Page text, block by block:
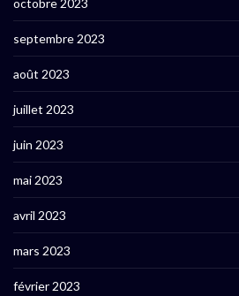
octobre 2023
septembre 2023
août 2023
juillet 2023
juin 2023
mai 2023
avril 2023
mars 2023
février 2023